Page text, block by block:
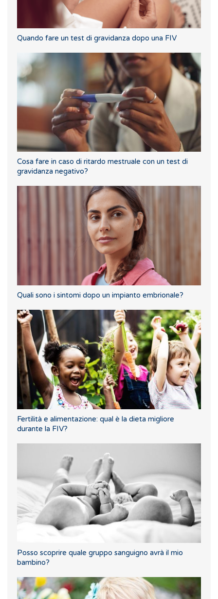
Quando fare un test di gravidanza dopo una FIV
Cosa fare in caso di ritardo mestruale con un test di
gravidanza negativo?
Quali sono i sintomi dopo un impianto embrionale?
Fertilità e alimentazione: qual è la dieta migliore
durante la FIV?
Posso scoprire quale gruppo sanguigno avrà il mio
bambino?